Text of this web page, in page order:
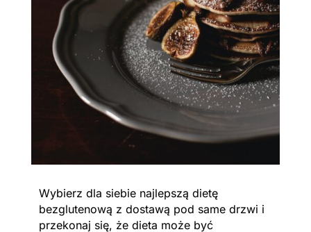
Wybierz dla siebie najlepszą dietę
bezglutenową z dostawą pod same drzwi i
przekonaj się, że dieta może być